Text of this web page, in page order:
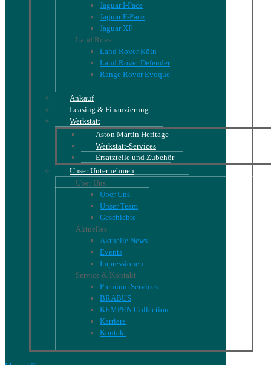
Jaguar I-Pace
Jaguar F-Pace
Jaguar XF
Land Rover
Land Rover Köln
Land Rover Defender
Range Rover Evoque
Ankauf
Leasing & Finanzierung
Werkstatt
Aston Martin Heritage
Werkstatt-Services
Ersatzteile und Zubehör
Unser Unternehmen
Über Uns
Über Uns
Unser Team
Geschichte
Aktuelles
Aktuelle News
Events
Impressionen
Service & Kontakt
Premium Services
BRABUS
KEMPEN Collection
Karriere
Kontakt